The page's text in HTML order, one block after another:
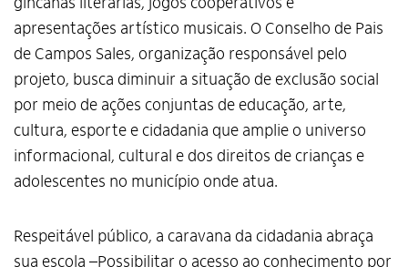
Alto Contraste
apresentações artístico musicais. O Conselho de Pais
de Campos Sales, organização responsável pelo
projeto, busca diminuir a situação de exclusão social
por meio de ações conjuntas de educação, arte,
cultura, esporte e cidadania que amplie o universo
informacional, cultural e dos direitos de crianças e
adolescentes no município onde atua.
Respeitável público, a caravana da cidadania abraça
sua escola –Possibilitar o acesso ao conhecimento por